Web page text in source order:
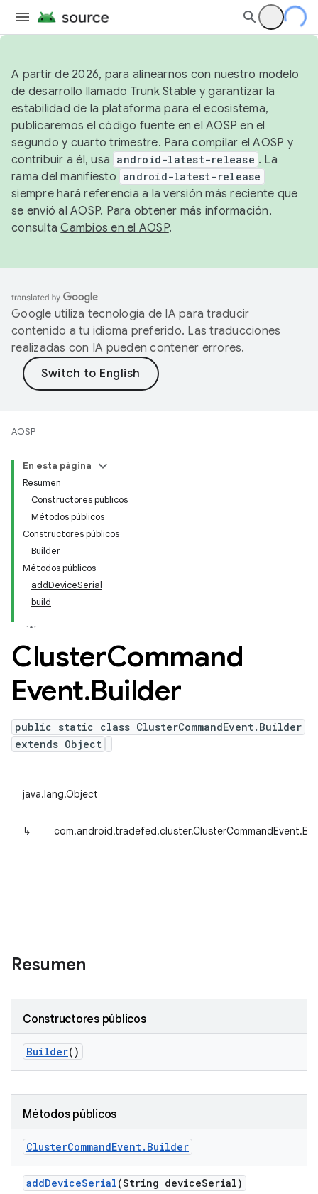
A partir de 2026, para alinearnos con nuestro modelo
de desarrollo llamado Trunk Stable y garantizar la
estabilidad de la plataforma para el ecosistema,
publicaremos el código fuente en el AOSP en el
segundo y cuarto trimestre. Para compilar el AOSP y
contribuir a él, usa android-latest-release . La
rama del manifiesto android-latest-release
siempre hará referencia a la versión más reciente que
se envió al AOSP. Para obtener más información,
consultaCambios en el AOSP.
Google utiliza tecnología de IA para traducir
contenido a tu idioma preferido. Las traducciones
realizadas con IA pueden contener errores.
AOSP
En esta página
Resumen
Constructores públicos
Métodos públicos
Constructores públicos
Builder
Métodos públicos
addDeviceSerial
build
ClusterCommand
Event.Builder
public static class ClusterCommandEvent.Builder
extends Object
java.lang.Object
↳
Resumen
Constructores públicos
Builder()
Métodos públicos
ClusterCommandEvent. Builder
addDeviceSerial(String deviceSerial)